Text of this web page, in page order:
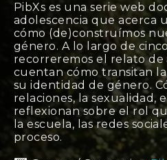
PibXs es una serie web
adolescencia que acerca
cómo (de)construímos
género. A lo largo de
recorreremos el relato de
cuentan cómo transitan
su identidad de género.
relaciones, la sexualidad,
reflexionan sobre el rol
la escuela, las redes
proceso.